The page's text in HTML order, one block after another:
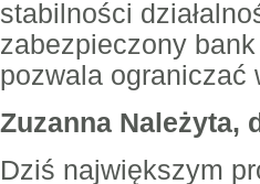
stabilności
zabezpieczony
pozwala ograniczać
Zuzanna Należyta,
Dziś największym